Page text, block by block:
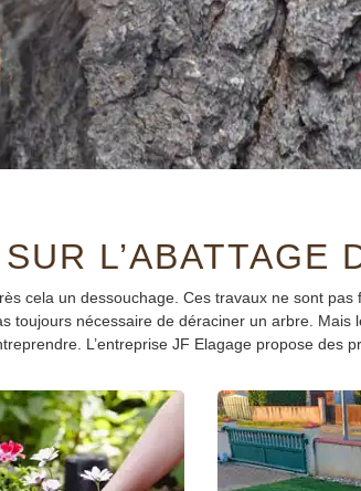
L’ABATTAGE
cela un dessouchage. Ces travaux ne sont
toujours nécessaire de déraciner un arbre.
L’entreprise JF Elagage propose des